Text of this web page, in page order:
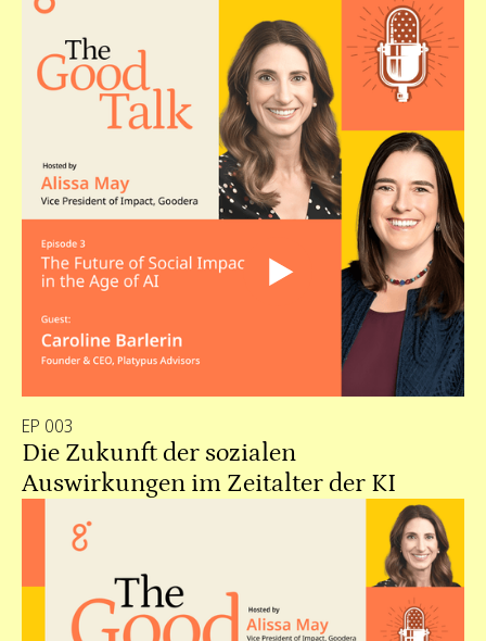
EP 003
Die Zukunft der sozialen
Auswirkungen im Zeitalter der KI